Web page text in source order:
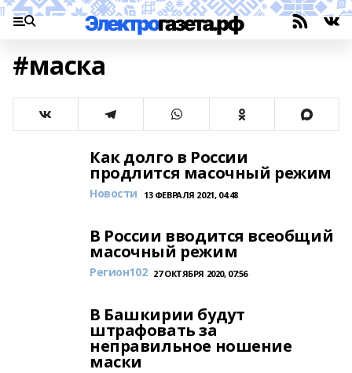
#маска
Как долго в России
продлится масочный режим
Новости 13 ФЕВРАЛЯ 2021, 04:48
В России вводится всеобщий
масочный режим
Регион102 27 ОКТЯБРЯ 2020, 07:56
В Башкирии будут
штрафовать за
неправильное ношение
маски